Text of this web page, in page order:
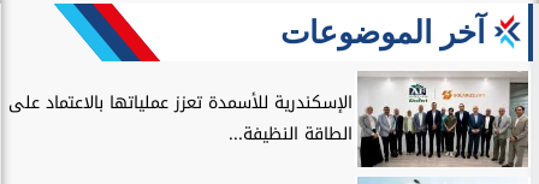
آخر الموضوعات
الإسكندرية للأسمدة تعزز عملياتها بالاعتماد على
الطاقة النظيفة...